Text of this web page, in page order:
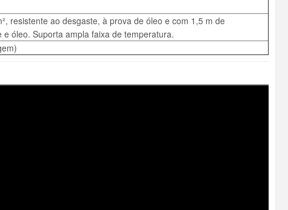
resistente ao desgaste, à prova de óleo e com 1,5 m de
óleo. Suporta ampla faixa de temperatura.